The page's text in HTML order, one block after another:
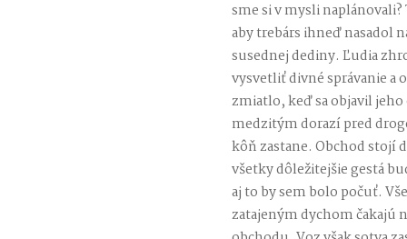
sme si v mysli
aby trebárs ihneď nasadol
susednej dediny. Ľudia
vysvetliť divné správanie a
zmiatlo, keď sa objavil
medzitým dorazí pred
kôň zastane. Obchod stojí
všetky dôležitejšie gestá
aj to by sem bolo počuť.
zatajeným dychom čakajú